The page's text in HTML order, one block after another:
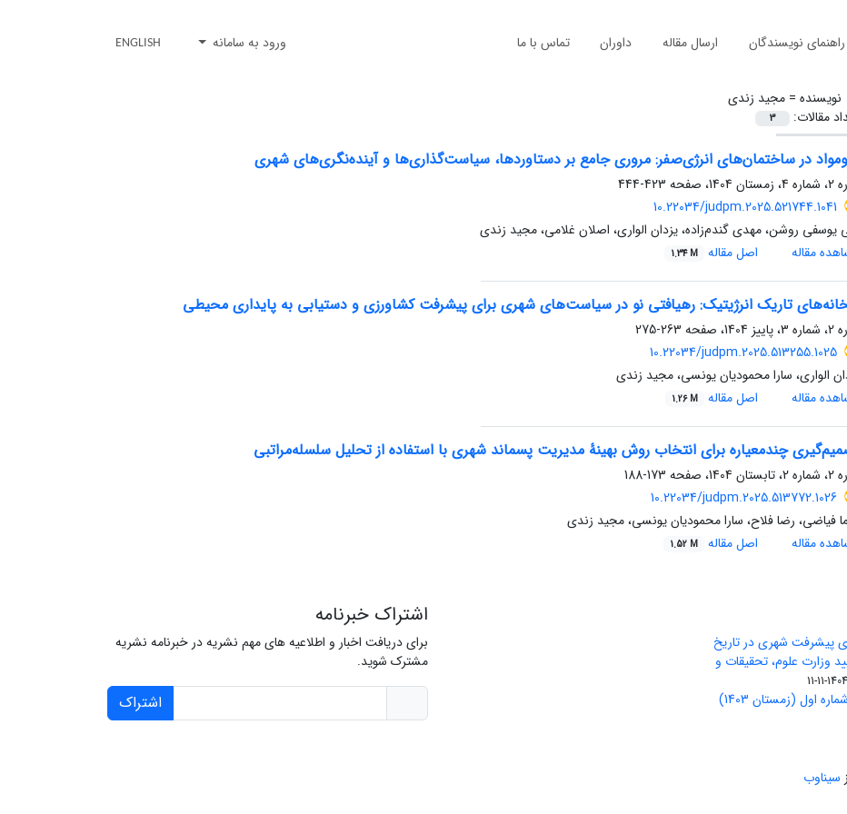
راهنمای نویسندگان ارسال مقاله داوران تماس با ما ورود به سامانه ENGLISH
نویسنده =مجید زندی
مقالات:
3
در ساختمان‌های انرژی‌صفر: مروری جامع بر دستاوردها، سیاست‌گذاری‌ها و آینده‌نگری‌های شهری
صفحه
423-444
10.22034/judpm.2025.521744.1041
یوسفی روشن، مهدی گندم‌زاده، یزدان الواری، اصلان غلامی، مجید زندی
مقاله
اصل مقاله 1.34 M
تاریک انرژیتیک: رهیافتی نو در سیاست‌های شهری برای پیشرفت کشاورزی و دستیابی به پایداری محیطی
صفحه
263-275
10.22034/judpm.2025.513255.1025
الواری، سارا محمودیان یونسی، مجید زندی
مقاله
اصل مقاله 1.26 M
چندمعیاره برای انتخاب روش بهینۀ مدیریت پسماند شهری با استفاده از تحلیل سلسله‌مراتبی
صفحه
173-188
10.22034/judpm.2025.513772.1026
فیاضی، رضا فلاح، سارا محمودیان یونسی، مجید زندی
مقاله
اصل مقاله 1.52 M
پیشرفت شهری در تاریخ
تایید وزارت علوم، تحقیقات و
1404-11-11
اول (زمستان 1403)
اشتراک خبرنامه
برای دریافت اخبار و اطلاعیه های مهم نشریه در خبرنامه نشریه
مشترک شوید.
اشتراک
سیناوب